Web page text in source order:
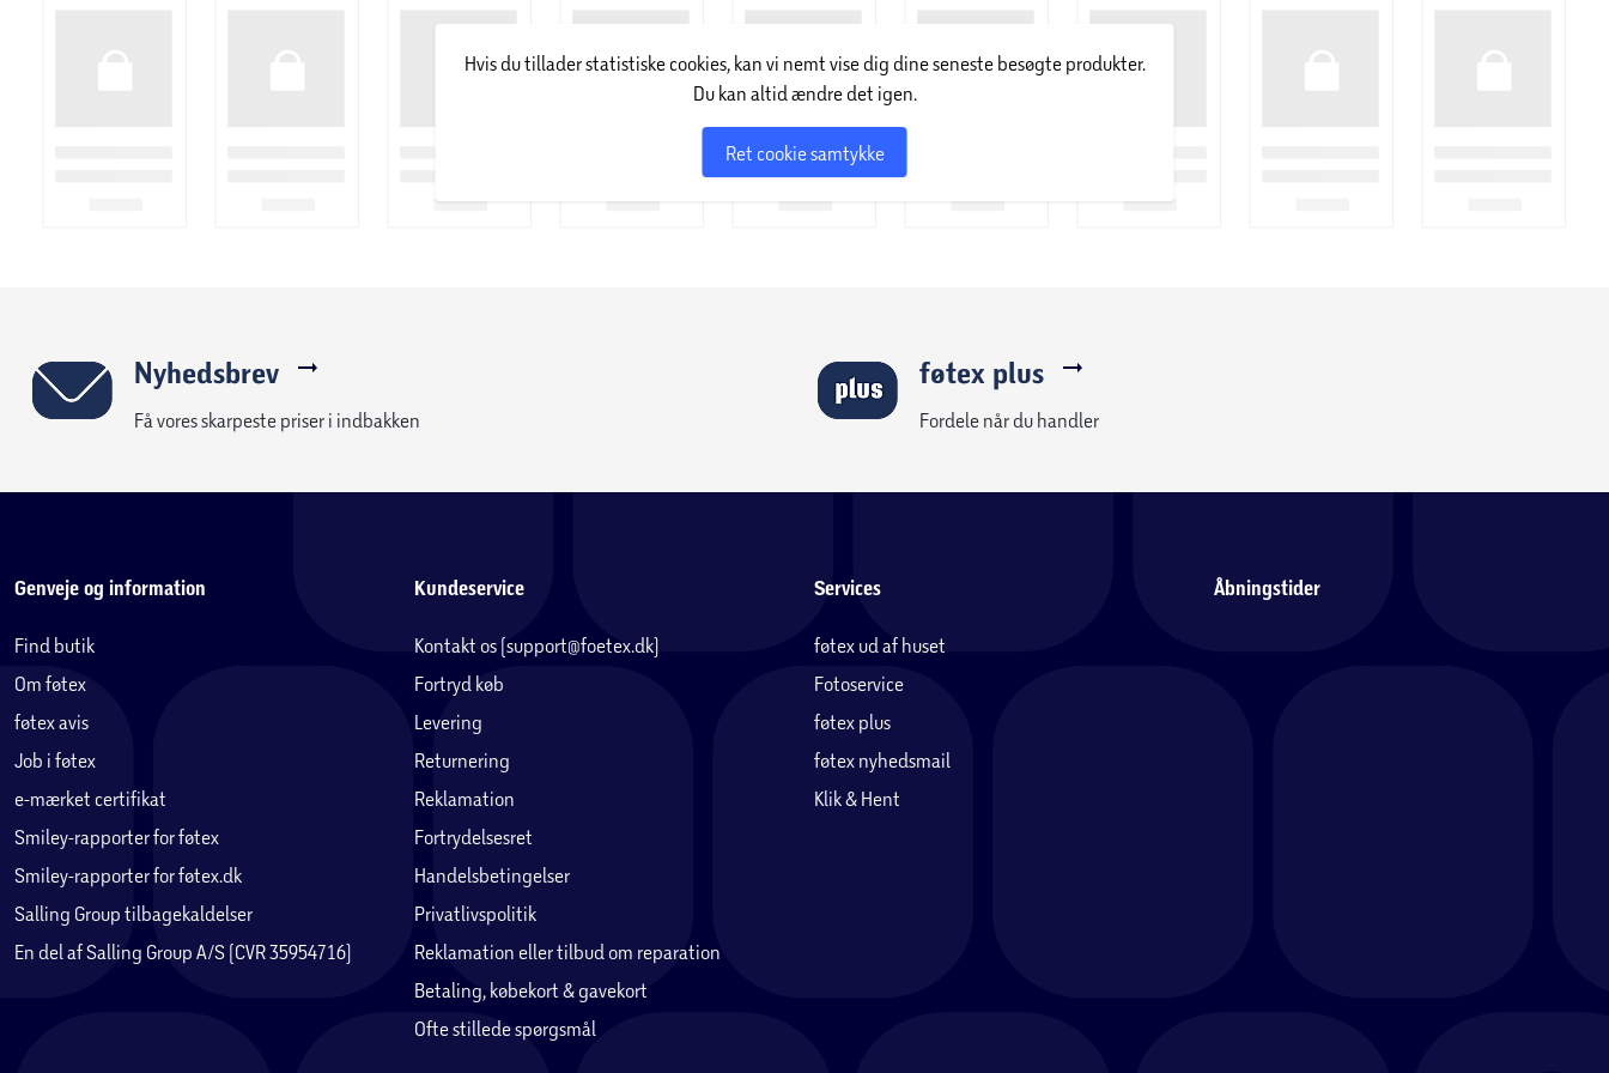
Hvis du tillader statistiske cookies, kan vi nemt vise dig dine seneste besøgte produkter.
Du kan altid ændre det igen.
Ret cookie samtykke
Nyhedsbrev
Få vores skarpeste priser i indbakken
føtex plus
Fordele når du handler
Genveje og information
Find butik
Om føtex
føtex avis
Job i føtex
e-mærket certifikat
Smiley-rapporter for føtex
Smiley-rapporter for føtex.dk
Salling Group tilbagekaldelser
En del af Salling Group A/S (CVR 35954716)
Kundeservice
Kontakt os (support@foetex.dk)
Fortryd køb
Levering
Returnering
Reklamation
Fortrydelsesret
Handelsbetingelser
Privatlivspolitik
Reklamation eller tilbud om reparation
Betaling, købekort & gavekort
Ofte stillede spørgsmål
Services
føtex ud af huset
Fotoservice
føtex plus
føtex nyhedsmail
Klik & Hent
Åbningstider